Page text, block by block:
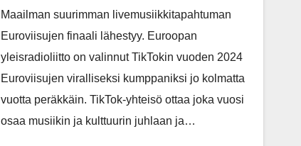
yli puoli miljoonaa #Eurovision-
julkaisua
Maailman suurimman livemusiikkitapahtuman
Euroviisujen finaali lähestyy. Euroopan
yleisradioliitto on valinnut TikTokin vuoden 2024
Euroviisujen viralliseksi kumppaniksi jo kolmatta
vuotta peräkkäin. TikTok-yhteisö ottaa joka vuosi
osaa musiikin ja kulttuurin juhlaan ja…